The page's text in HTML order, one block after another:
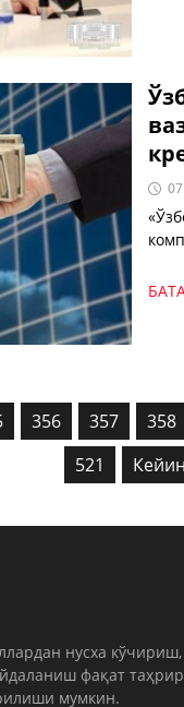
356 357 358
521
нусха кўчириш,
фақат
мумкин.